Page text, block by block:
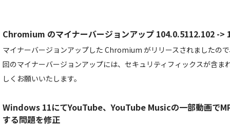
Chromium のマイナーバージョンアップ 104.0.5112.102 ->
マイナーバージョンアップした Chromium がリリースされましたの
回のマイナーバージョンアップには、セキュリティフィックスが含ま
しくお願いいたします。
Windows 11にてYouTube、YouTube Musicの一部動画で
する問題を修正